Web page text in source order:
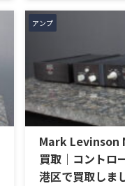
だきました。今回
らしいガラスパネ
式のコントロール
ネルの音出し、入
トーンコントロー
バランス出力、デ
ディション、リモ
を確認しながら査
商品：McIntosh
McIntosh / マッキ
アンプ
Mark Levinson
買取｜コントロ
港区で買取しま